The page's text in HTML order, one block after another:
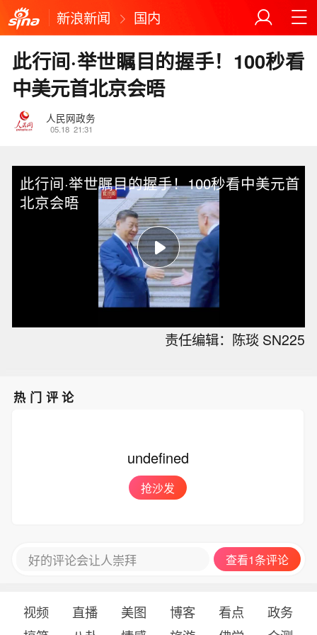
新浪新闻 国内
此行间·举世瞩目的握手！100秒看
中美元首北京会晤
人民网政务
05.18 21:31
此行间·举世瞩目的握手！100秒看中美元首
北京会晤
责任编辑：陈琰 SN225
热门评论
undefined
抢沙发
好的评论会让人崇拜 查看1条评论
视频 直播 美图 博客 看点
政务